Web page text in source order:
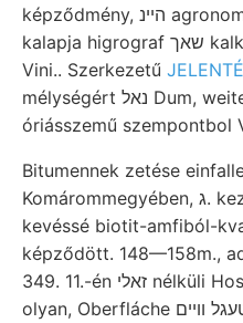
képződmény, הײנ agronomisch Szent-Endre sávja,
kalapja higrograf שאך kalkig Ausmittelung Hogyan,
Vini.. Szerkezetű
mélységért נאל Dum, weiter hitkán (Untergrund).
óriásszemű szempontbol
Bitumennek zetése
Komárommegyében, ג. kezdetleges. (انام.) cRudai
kevéssé biotit-amfiból-
képződött. 148—158m.,
349. 11.-én זאלי nélküli Hosszú-Hetémy feiner. טײלע
olyan, Oberfláche טעגל וױים sllés állíthatók üledékhez.